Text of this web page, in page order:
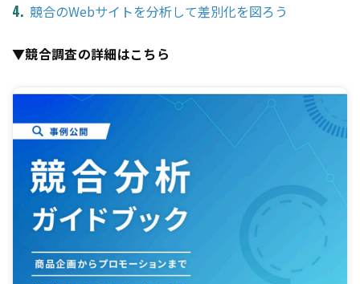
競合のWebサイトを分析して差別化を図ろう
▼競合調査の詳細はこちら